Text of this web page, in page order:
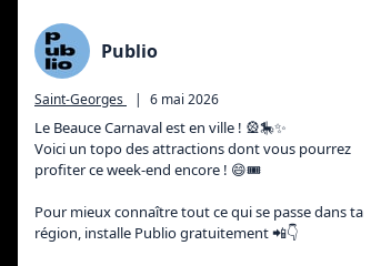
Publio
Saint-Georges | 6 mai 2026
Le Beauce Carnaval est en ville ! 🎡🎠✨
Voici un topo des attractions dont vous pourrez
profiter ce week-end encore ! 😄🎟️
Pour mieux connaître tout ce qui se passe dans ta
région, installe Publio gratuitement 📲👇